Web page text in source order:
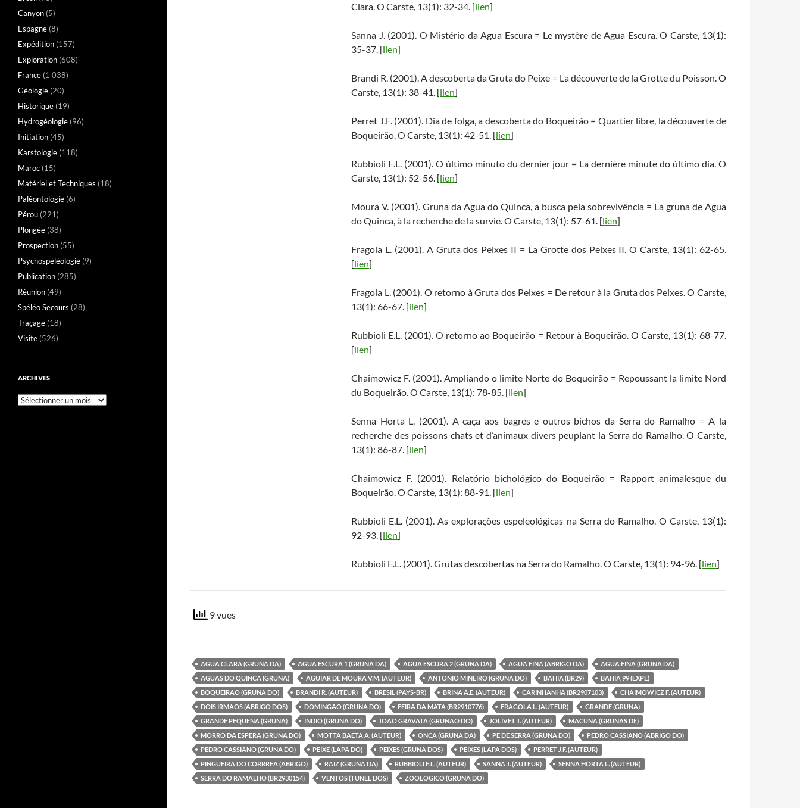
Clara. O Carste, 13(1): 32-34. [lien]
Sanna J. (2001). O Mistério da Agua Escura = Le mystère de Agua Escura. O Carste, 13(1):
35-37. [lien]
Brandi R. (2001). A descoberta da Gruta do Peixe = La découverte de la Grotte du Poisson. O
Carste, 13(1): 38-41. [lien]
Perret J.F. (2001). Dia de folga, a descoberta do Boqueirão = Quartier libre, la découverte de
Boqueirão. O Carste, 13(1): 42-51. [lien]
Rubbioli E.L. (2001). O último minuto du dernier jour = La dernière minute do último dia. O
Carste, 13(1): 52-56. [lien]
Moura V. (2001). Gruna da Agua do Quinca, a busca pela sobrevivência = La gruna de Agua
do Quinca, à la recherche de la survie. O Carste, 13(1): 57-61. [lien]
Fragola L. (2001). A Gruta dos Peixes II = La Grotte dos Peixes II. O Carste, 13(1): 62-65.
[lien]
Fragola L. (2001). O retorno à Gruta dos Peixes = De retour à la Gruta dos Peixes. O Carste,
13(1): 66-67. [lien]
Rubbioli E.L. (2001). O retorno ao Boqueirão = Retour à Boqueirão. O Carste, 13(1): 68-77.
[lien]
Chaimowicz F. (2001). Ampliando o limite Norte do Boqueirão = Repoussant la limite Nord
du Boqueirão. O Carste, 13(1): 78-85. [lien]
Senna Horta L. (2001). A caça aos bagres e outros bichos da Serra do Ramalho = A la
recherche des poissons chats et d’animaux divers peuplant la Serra do Ramalho. O Carste,
13(1): 86-87. [lien]
Chaimowicz F. (2001). Relatório bichológico do Boqueirão = Rapport animalesque du
Boqueirão. O Carste, 13(1): 88-91. [lien]
Rubbioli E.L. (2001). As explorações espeleológicas na Serra do Ramalho. O Carste, 13(1):
92-93. [lien]
Rubbioli E.L. (2001). Grutas descobertas na Serra do Ramalho. O Carste, 13(1): 94-96. [lien]
9 vues
AGUA CLARA (GRUNA DA) AGUA ESCURA 1 (GRUNA DA) AGUA ESCURA 2 (GRUNA DA) AGUA FINA (ABRIGO DA)
AGUA FINA (GRUNA DA)
AGUAS DO QUINCA (GRUNA)
AGUIAR DE MOURA V.M. (AUTEUR) ANTONIO MINEIRO (GRUNA DO) BAHIA (BR29)
BAHIA 99 (EXPE)
BOQUEIRAO (GRUNA DO)
BRANDI R. (AUTEUR) BRESIL (PAYS-BR) BRINA A.E. (AUTEUR) CARINHANHA (BR2907103)
CHAIMOWICZ F. (AUTEUR)
DOIS IRMAOS (ABRIGO DOS)
DOMINGAO (GRUNA DO) FEIRA DA MATA (BR2910776) FRAGOLA L. (AUTEUR)
GRANDE (GRUNA)
GRANDE PEQUENA (GRUNA)
INDIO (GRUNA DO) JOAO GRAVATA (GRUNAO DO) JOLIVET J. (AUTEUR)
MACUNA (GRUNAS DE)
MORRO DA ESPERA (GRUNA DO)
MOTTA BAETA A. (AUTEUR) ONCA (GRUNA DA) PE DE SERRA (GRUNA DO)
PEDRO CASSIANO (ABRIGO DO)
PEDRO CASSIANO (GRUNA DO)
PEIXE (LAPA DO) PEIXES (GRUNA DOS) PEIXES (LAPA DOS)
PERRET J.F. (AUTEUR)
PINGUEIRA DO CORRREA (ABRIGO)
RAIZ (GRUNA DA) RUBBIOLI E.L. (AUTEUR) SANNA J. (AUTEUR)
SENNA HORTA L. (AUTEUR)
SERRA DO RAMALHO (BR2930154)
VENTOS (TUNEL DOS) ZOOLOGICO (GRUNA DO)
Canyon (5)
Espagne (8)
Expédition (157)
Exploration (608)
France (1 038)
Géologie (20)
Historique (19)
Hydrogéologie (96)
Initiation (45)
Karstologie (118)
Maroc (15)
Matériel et Techniques (18)
Paléontologie (6)
Pérou (221)
Plongée (38)
Prospection (55)
Psychospéléologie (9)
Publication (285)
Réunion (49)
Spéléo Secours (28)
Traçage (18)
Visite (526)
ARCHIVES
Archives